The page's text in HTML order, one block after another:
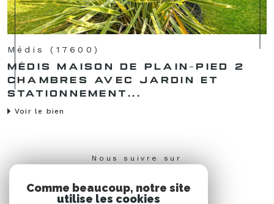
Médis (17600)
MÉDIS MAISON DE PLAIN-PIED 2
CHAMBRES AVEC JARDIN ET
STATIONNEMENT...
Voir le bien
Nous suivre sur
Comme beaucoup, notre site
utilise les cookies